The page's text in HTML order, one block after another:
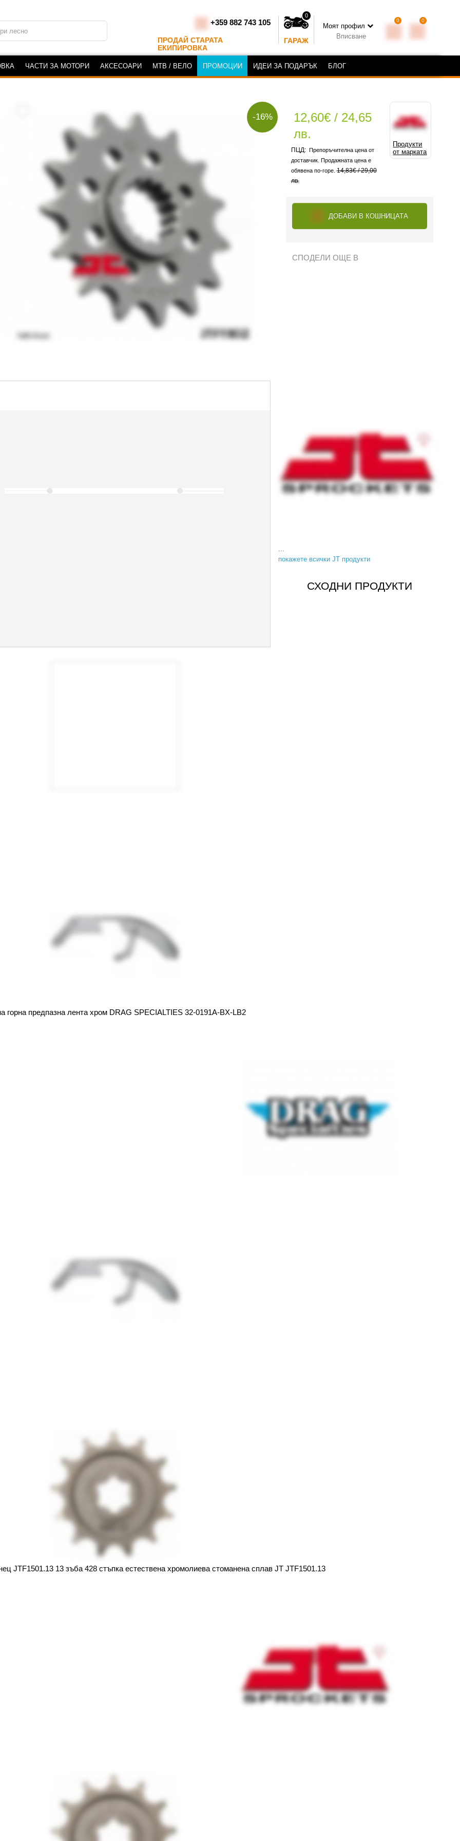
+359 882 743 105
ПРОДАЙ СТАРАТА
ЕКИПИРОВКА
0
ГАРАЖ
Моят профил
Вписване
0 0
ЧАСТИ ЗА МОТОРИ АКСЕСОАРИ MTB / ВЕЛО ПРОМОЦИИ ИДЕИ ЗА ПОДАРЪК БЛОГ
-16%
Продукти
от марката
12,60€ / 24,65
лв.
Препоръчителна цена от
доставчик. Продажната цена е
обявена по-горе. 14,83€ / 29,00
лв.
ДОБАВИ В КОШНИЦАТА
СПОДЕЛИ ОЩЕ В
покажете всички JT продукти
СХОДНИ ПРОДУКТИ
горна предпазна лента хром DRAG SPECIALTIES 32-0191A-BX-LB2
JTF1501.13 13 зъба 428 стъпка естествена хромолиева стоманена сплав JT JTF1501.13